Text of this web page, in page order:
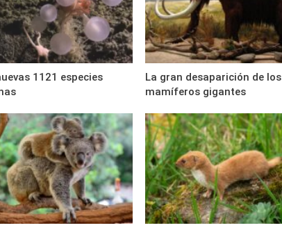
1121 especies
La gran desaparición de los
mamíferos gigantes